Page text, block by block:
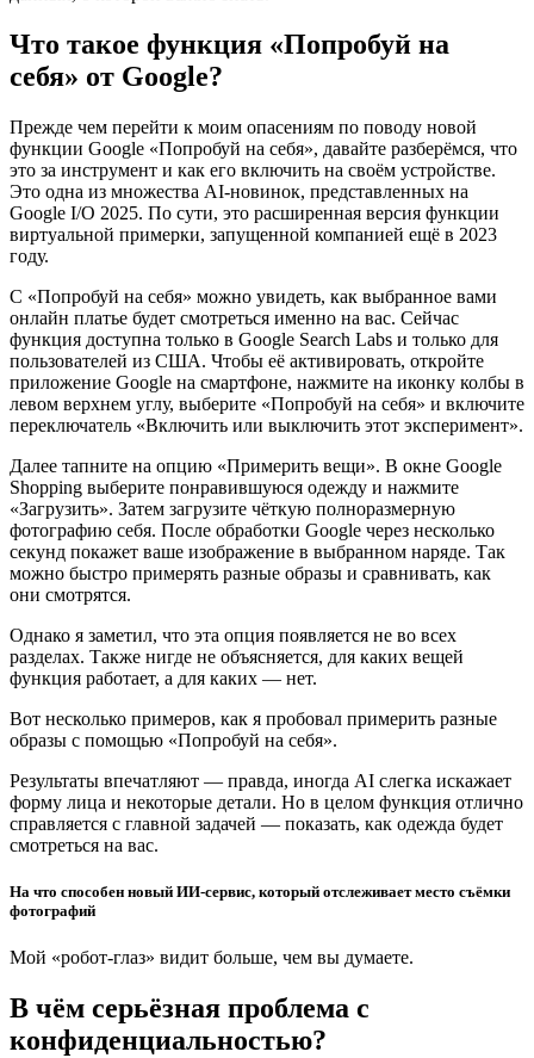
Что такое функция «Попробуй на
себя» от Google?
Прежде чем перейти к моим опасениям по поводу новой
функции Google «Попробуй на себя», давайте разберёмся, что
это за инструмент и как его включить на своём устройстве.
Это одна из множества AI-новинок, представленных на
Google I/O 2025. По сути, это расширенная версия функции
виртуальной примерки, запущенной компанией ещё в 2023
году.
С «Попробуй на себя» можно увидеть, как выбранное вами
онлайн платье будет смотреться именно на вас. Сейчас
функция доступна только в Google Search Labs и только для
пользователей из США. Чтобы её активировать, откройте
приложение Google на смартфоне, нажмите на иконку колбы в
левом верхнем углу, выберите «Попробуй на себя» и включите
переключатель «Включить или выключить этот эксперимент».
Далее тапните на опцию «Примерить вещи». В окне Google
Shopping выберите понравившуюся одежду и нажмите
«Загрузить». Затем загрузите чёткую полноразмерную
фотографию себя. После обработки Google через несколько
секунд покажет ваше изображение в выбранном наряде. Так
можно быстро примерять разные образы и сравнивать, как
они смотрятся.
Однако я заметил, что эта опция появляется не во всех
разделах. Также нигде не объясняется, для каких вещей
функция работает, а для каких — нет.
Вот несколько примеров, как я пробовал примерить разные
образы с помощью «Попробуй на себя».
Результаты впечатляют — правда, иногда AI слегка искажает
форму лица и некоторые детали. Но в целом функция отлично
справляется с главной задачей — показать, как одежда будет
смотреться на вас.
На что способен новый ИИ-сервис, который отслеживает место съёмки
фотографий
Мой «робот-глаз» видит больше, чем вы думаете.
В чём серьёзная проблема с
конфиденциальностью?